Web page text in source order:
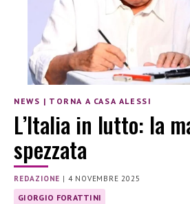
NEWS | TORNA A CASA ALESSI
L’Italia in lutto: la
spezzata
REDAZIONE | 4 NOVEMBRE 2025
GIORGIO FORATTINI